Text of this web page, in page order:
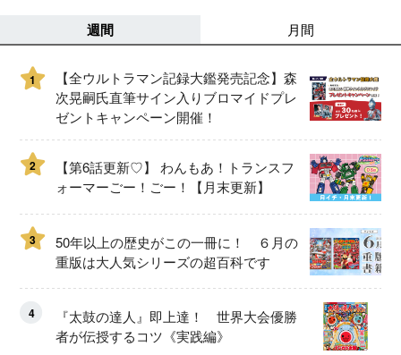
週間 月間
1
【全ウルトラマン記録大鑑発売記念】森
次晃嗣氏直筆サイン入りブロマイドプレ
ゼントキャンペーン開催！
2
【第6話更新♡】 わんもあ！トランスフ
ォーマーごー！ごー！【月末更新】
3
50年以上の歴史がこの一冊に！ ６月の
重版は大人気シリーズの超百科です
4
『太鼓の達人』即上達！ 世界大会優勝
者が伝授するコツ《実践編》